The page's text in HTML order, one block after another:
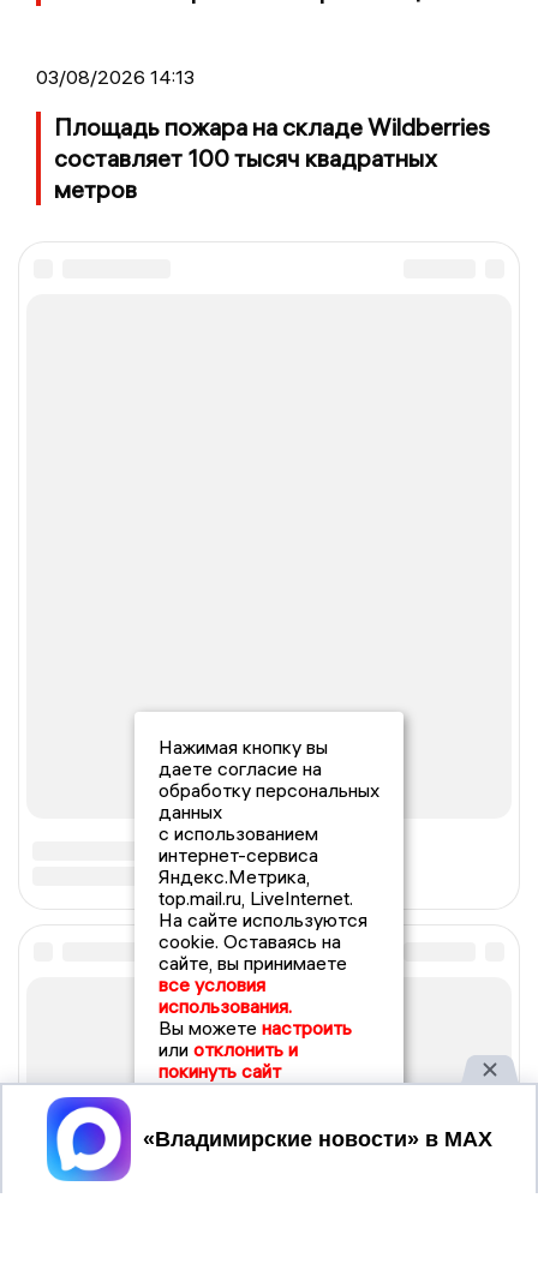
03/08/2026 14:13
Площадь пожара на складе Wildberries
составляет 100 тысяч квадратных
метров
Нажимая кнопку вы
даете согласие на
обработку персональных
данных
с использованием
интернет-сервиса
Яндекс.Метрика,
top.mail.ru, LiveInternet.
На сайте используются
cookie. Оставаясь на
сайте, вы принимаете
все условия
использования.
Вы можете настроить
или отклонить и
покинуть сайт
Принять